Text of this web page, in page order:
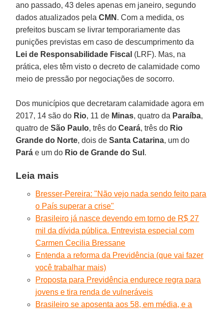
ano passado, 43 deles apenas em janeiro, segundo
dados atualizados pelaCMN . Com a medida, os
prefeitos buscam se livrar temporariamente das
punições previstas em caso de descumprimento da
Lei de Responsabilidade Fiscal (LRF). Mas, na
prática, eles têm visto o decreto de calamidade como
meio de pressão por negociações de socorro.
Dos municípios que decretaram calamidade agora em
2017, 14 são do Rio, 11 de Minas, quatro da Paraíba,
quatro deSão Paulo, três doCeará, três do Rio
Grande do Norte, dois deSanta Catarina, um do
Pará e um do Rio de Grande do Sul .
Leia mais
Bresser-Pereira: "Não vejo nada sendo feito para
o País superar a crise"
Brasileiro já nasce devendo em torno de R$ 27
mil da dívida pública. Entrevista especial com
Carmen Cecilia Bressane
Entenda a reforma da Previdência (que vai fazer
você trabalhar mais)
Proposta para Previdência endurece regra para
jovens e tira renda de vulneráveis
Brasileiro se aposenta aos 58, em média, e a